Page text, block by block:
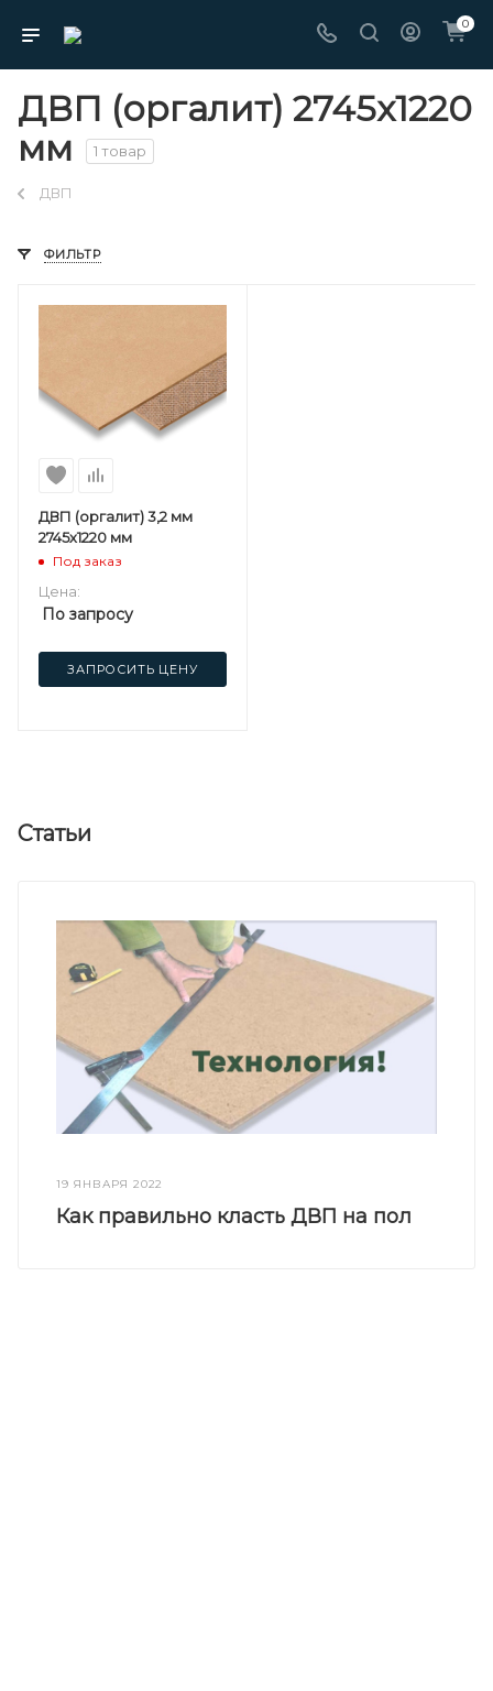
0
ДВП (оргалит) 2745х1220
мм
1 товар
ДВП
ФИЛЬТР
ДВП (оргалит) 3,2 мм
2745х1220 мм
Под заказ
Цена:
По запросу
ЗАПРОСИТЬ ЦЕНУ
Статьи
19 ЯНВАРЯ 2022
Как правильно класть ДВП на пол